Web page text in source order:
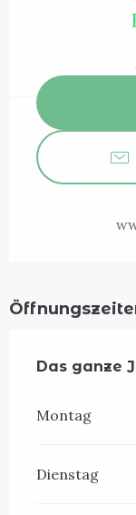
Das ganze
Das ganze
Montag
Dienstag